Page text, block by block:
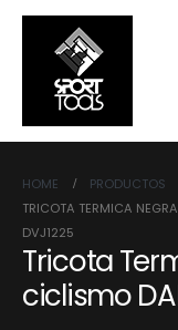
HOME PRODUCTOS
TRICOTA TERMICA
DVJ1225
Tricota
ciclismo